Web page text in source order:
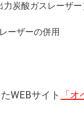
炭酸ガスレーザー
ーザーの併用
WEBサイト 「